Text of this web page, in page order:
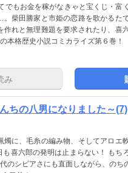
でもお金を稼がなきゃと宝くじ・富
柴田勝家と市姫の恋路を歌かるた
れと無理難題を要求されたり、喜
本格歴史小説コミカライズ第６巻！
み
ちの八男になりました～(7)
に、毛糸の編み物、そしてアロエ
喜六郎の発明は止まらない！ もち
のシビアさにも直面しながら、のち